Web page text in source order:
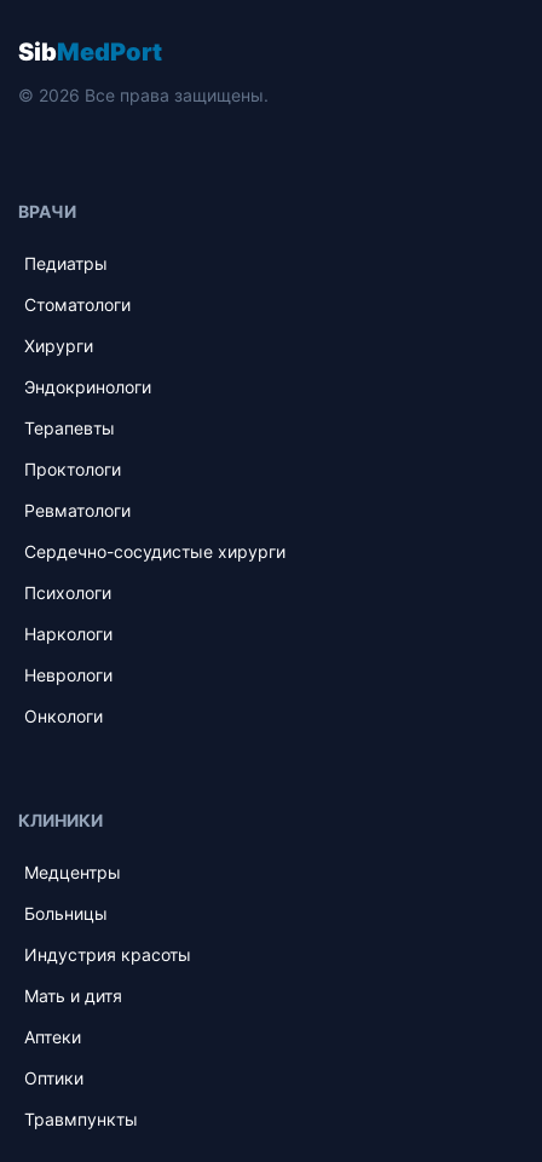
SibMedPort
© 2026 Все права защищены.
ВРАЧИ
Педиатры
Стоматологи
Хирурги
Эндокринологи
Терапевты
Проктологи
Ревматологи
Сердечно-сосудистые хирурги
Психологи
Наркологи
Неврологи
Онкологи
КЛИНИКИ
Медцентры
Больницы
Индустрия красоты
Мать и дитя
Аптеки
Оптики
Травмпункты